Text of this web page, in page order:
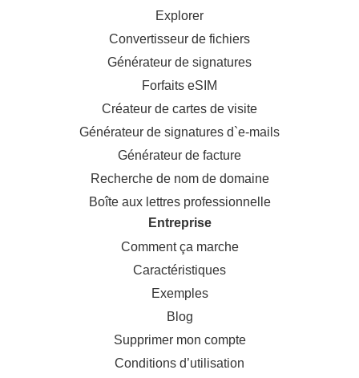
Explorer
Convertisseur de fichiers
Générateur de signatures
Forfaits eSIM
Créateur de cartes de visite
Générateur de signatures d`e-mails
Générateur de facture
Recherche de nom de domaine
Boîte aux lettres professionnelle
Entreprise
Comment ça marche
Caractéristiques
Exemples
Blog
Supprimer mon compte
Conditions d’utilisation